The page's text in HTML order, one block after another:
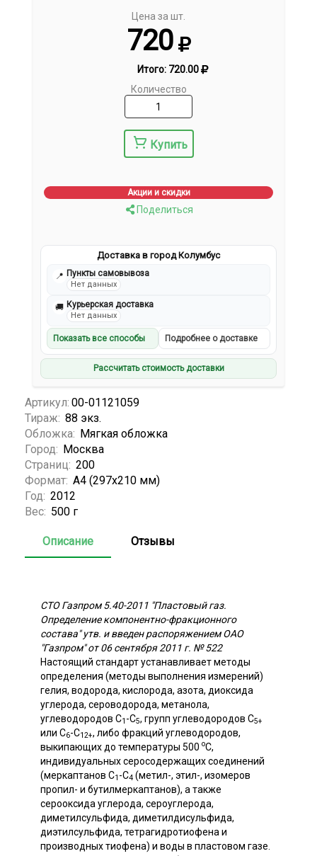
Цена за шт.
720
Итого: 720.00
Количество
Купить
Акции и скидки
Поделиться
Доставка в город Колумбус
📍 Пункты самовывоза
Нет данных
🚚 Курьерская доставка
Нет данных
Показать все способы Подробнее о доставке
Рассчитать стоимость доставки
Артикул: 00-01121059
Тираж: 88 экз.
Обложка: Мягкая обложка
Город: Москва
Страниц: 200
Формат: А4 (297х210 мм)
Год: 2012
Вес: 500 г
Описание Отзывы
СТО Газпром 5.40-2011 "Пластовый газ.
Определение компонентно-фракционного
состава" утв. и введен распоряжением ОАО
"Газпром" от 06 сентября 2011 г. № 522
Настоящий стандарт устанавливает методы
определения (методы выполнения измерений)
гелия, водорода, кислорода, азота, диоксида
углерода, сероводорода, метанола,
углеводородов С1 -С5, групп углеводородов С5+
или С6-С12+, либо фракций углеводородов,
выкипающих до температуры 500 оС,
индивидуальных серосодержащих соединений
(меркаптанов С1 -С4 (метил-, этил-, изомеров
пропил- и бутилмеркаптанов), а также
серооксида углерода, сероуглерода,
диметилсульфида, диметилдисульфида,
диэтилсульфида, тетрагидротиофена и
производных тиофена) и воды в пластовом газе.